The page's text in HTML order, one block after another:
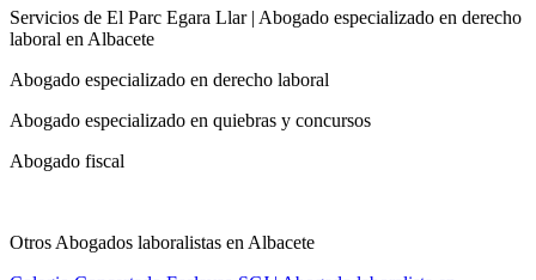
Servicios de El Parc Egara Llar | Abogado especializado en derecho
laboral en Albacete
Abogado especializado en derecho laboral
Abogado especializado en quiebras y concursos
Abogado fiscal
Otros Abogados laboralistas en Albacete